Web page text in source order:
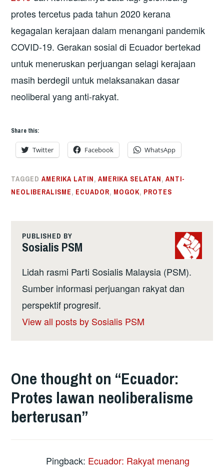
protes tercetus pada tahun 2020 kerana
kegagalan kerajaan dalam menangani pandemik
COVID-19. Gerakan sosial di Ecuador bertekad
untuk meneruskan perjuangan selagi kerajaan
masih berdegil untuk melaksanakan dasar
neoliberal yang anti-rakyat.
Share this:
Twitter Facebook WhatsApp
TAGGEDAMERIKA LATIN,AMERIKA SELATAN,ANTI-
NEOLIBERALISME, ECUADOR, MOGOK, PROTES
PUBLISHED BY
Sosialis PSM
Lidah rasmi Parti Sosialis Malaysia (PSM).
Sumber informasi perjuangan rakyat dan
perspektif progresif.
View all posts by Sosialis PSM
One thought on “Ecuador:
Protes lawan neoliberalisme
berterusan”
Pingback: Ecuador: Rakyat menang